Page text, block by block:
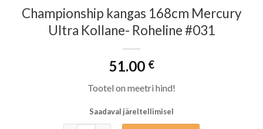
Championship kangas 168cm Mercury
Ultra Kollane- Roheline #031
51.00 €
Tootel on meetri hind!
Saadaval järeltellimisel